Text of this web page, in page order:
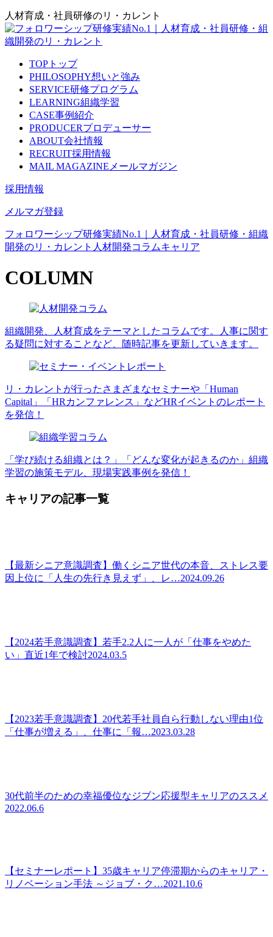
人材育成・社員研修のリ・カレント
TOP トップ
PHILOSOPHY想いと強み
SERVICE研修プログラム
LEARNING組織学習
CASE事例紹介
PRODUCERプロデューサー
ABOUT会社情報
RECRUIT採用情報
MAIL MAGAZINE メールマガジン
採用情報
メルマガ登録
フォロワーシップ研修実績No.1｜人材育成・社員研修・組織
開発のリ・カレント 人材開発コラムキャリア
COLUMN
組織開発、人材育成をテーマとしたコラムです。人事に関す
る疑問に対することなど、随時記事を更新していきます。
リ・カレントが行ったさまざまなセミナーや「Human
Capital」「HRカンファレンス」などHRイベントのレポート
を発信！
「学び続ける組織とは？」「どんな変化が起きるのか」組織
学習の施策モデル、現場実践事例を発信！
キャリアの記事一覧
【最新シニア意識調査】働くシニア世代の本音、ストレス要
因上位に「人生の先行き見えず」、レ…2024.09.26
【2024若手意識調査】若手2.2人に一人が「仕事をやめた
い」直近1年で検討2024.03.5
【2023若手意識調査】20代若手社員自ら行動しない理由1位
「仕事が増える」、仕事に「報…2023.03.28
30代前半のための幸福優位なジブン応援型キャリアのススメ
2022.06.6
【セミナーレポート】35歳キャリア停滞期からのキャリア・
リノベーション手法 ～ジョブ・ク…2021.10.6